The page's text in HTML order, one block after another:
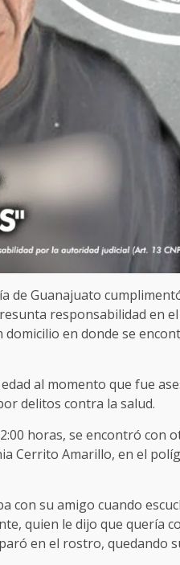
de Guanajuato
responsabilidad en
domicilio en donde se
al momento que fue
delitos contra la salud.
horas, se encontró
Cerrito Amarillo, en el
con su amigo cuando
quien le dijo que quería
en el rostro, quedando